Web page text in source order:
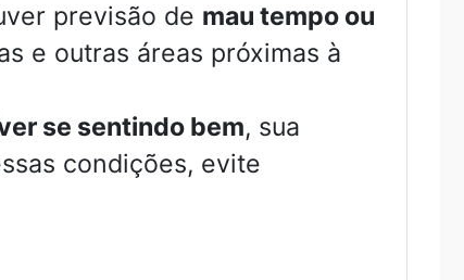
previsão de mau tempo ou
e outras áreas próximas à
se sentindo bem, sua
condições, evite